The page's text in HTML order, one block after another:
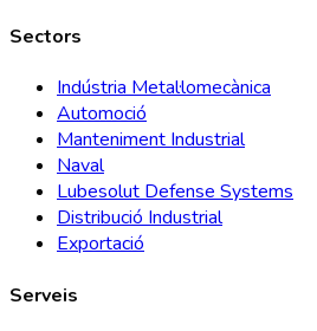
Sectors
Indústria Metal·lomecànica
Automoció
Manteniment Industrial
Naval
Lubesolut Defense Systems
Distribució Industrial
Exportació
Serveis